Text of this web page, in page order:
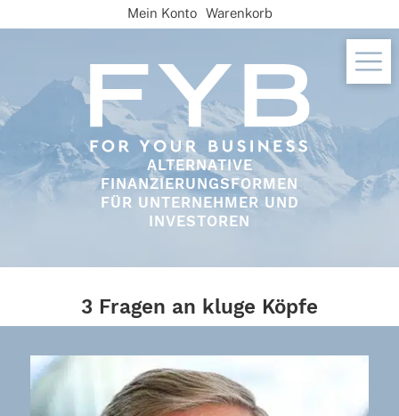
to
ALTERNATIVE
FINANZIERUNGSFORMEN
FÜR UNTERNEHMER UND
INVESTOREN
Mein Konto Warenkorb
3 Fragen an kluge Köpfe